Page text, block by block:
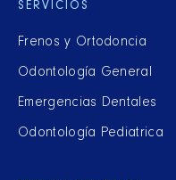
SERVICIOS
Frenos y Ortodoncia
Odontología General
Emergencias Dentales
Odontología Pediatrica